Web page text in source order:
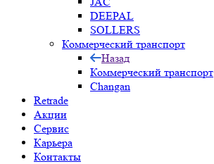
DEEPAL
SOLLERS
Коммерческий транспорт
Назад
Коммерческий транспорт
Changan
Retrade
Акции
Сервис
Карьера
Контакты